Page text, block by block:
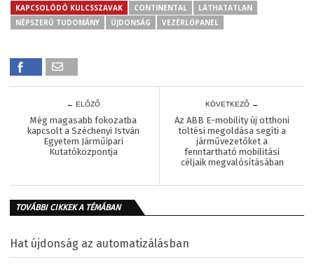
KAPCSOLÓDÓ KULCSSZAVAK CONTINENTAL
LÁTHATATLAN
NÉPSZERŰ TUDOMÁNY
ÚJDONSÁG VEZÉRLŐPANEL
← ELŐZŐ
Még magasabb fokozatba
kapcsolt a Széchenyi István
Egyetem Járműipari
Kutatóközpontja
KÖVETKEZŐ →
Az ABB E-mobility új otthoni
töltési megoldása segíti a
járművezetőket a
fenntartható mobilitási
céljaik megvalósításában
TOVÁBBI CIKKEK A TÉMÁBAN
Hat újdonság az automatizálásban